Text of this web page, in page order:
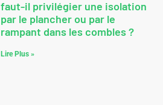
faut-il privilégier une isolation
par le plancher ou par le
rampant dans les combles ?
Lire Plus »